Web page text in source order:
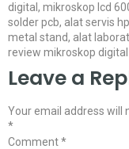
digital, mikroskop lcd
solder pcb, alat servis
metal stand, alat
review mikroskop digital
Leave a
Your email address will
*
Comment*